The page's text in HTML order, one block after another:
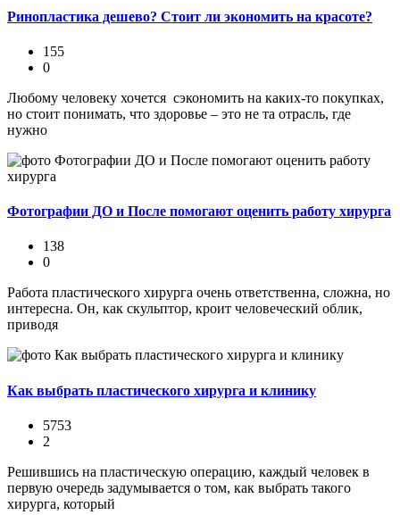
Ринопластика дешево? Стоит ли экономить на красоте?
155
0
Любому человеку хочется сэкономить на каких-то покупках,
но стоит понимать, что здоровье – это не та отрасль, где
нужно
Фотографии ДО и После помогают оценить работу хирурга
138
0
Работа пластического хирурга очень ответственна, сложна, но
интересна. Он, как скульптор, кроит человеческий облик,
приводя
Как выбрать пластического хирурга и клинику
5753
2
Решившись на пластическую операцию, каждый человек в
первую очередь задумывается о том, как выбрать такого
хирурга, который